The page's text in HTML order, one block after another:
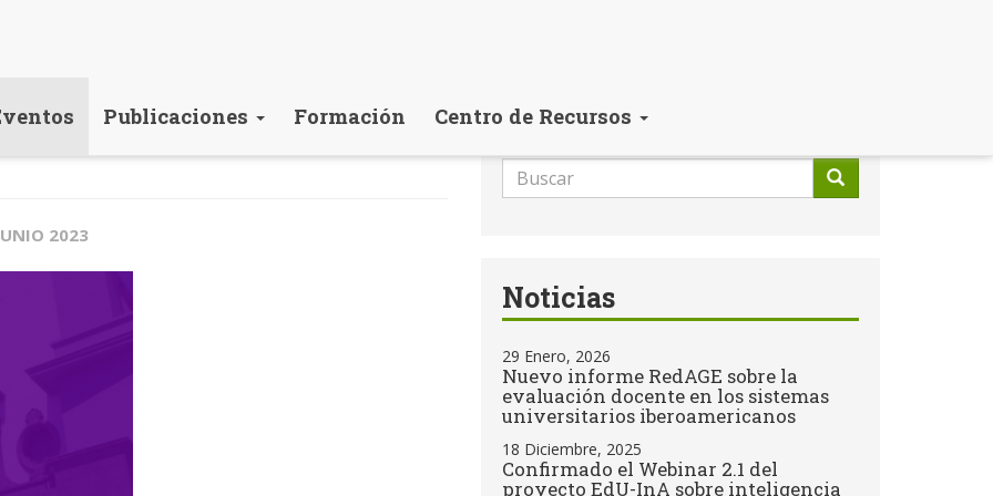
Publicaciones Formación Centro de Recursos
2023
Formulario
de
Noticias
29 Enero, 2026
Nuevo informe RedAGE sobre la
evaluación docente en los sistemas
universitarios iberoamericanos
18 Diciembre, 2025
Confirmado el Webinar 2.1 del
proyecto EdU-InA sobre inteligencia